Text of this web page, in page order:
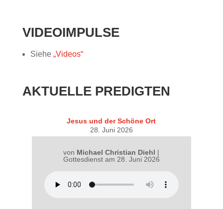
VIDEOIMPULSE
Siehe „Videos“
AKTUELLE PREDIGTEN
Jesus und der Schöne Ort
28. Juni 2026
von Michael Christian Diehl |
Gottesdienst am 28. Juni 2026